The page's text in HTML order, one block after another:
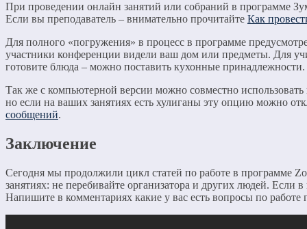
При проведении онлайн занятий или собраний в программе
Если вы преподаватель – внимательно прочитайте Как
Для полного «погружения» в процесс в программе
участники конференции видели ваш дом или предметы. Для
готовите блюда – можно поставить кухонные принадлежности.
Так же с компьютерной версии можно совместно
но если на ваших занятиях есть хулиганы эту опцию можно
сообщений.
Заключение
Сегодня мы продолжили цикл статей по работе в программе
занятиях: не перебивайте организатора и других людей.
Напишите в комментариях какие у вас есть вопросы по